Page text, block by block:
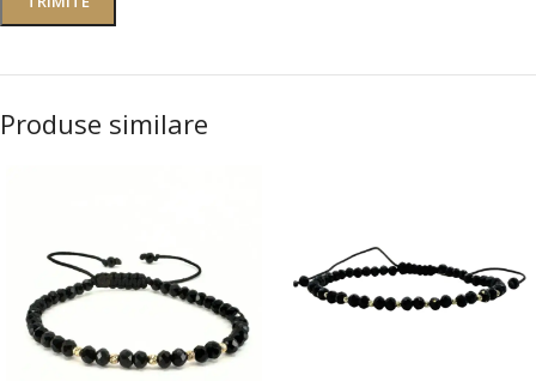
Produse similare